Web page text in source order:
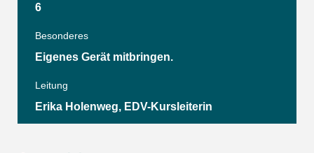
6
Besonderes
Eigenes Gerät mitbringen.
Leitung
Erika Holenweg, EDV-Kursleiterin